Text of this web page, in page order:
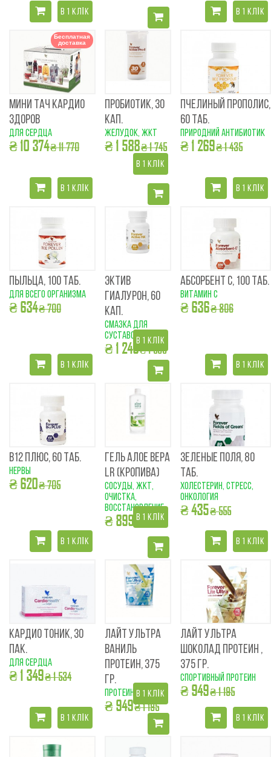
В 1 КЛІК В 1 КЛІК
Бесплатная
доставка
МИНИ ТАЧ КАРДИО
ЗДОРОВ
для сердца
₴ 10 374₴ 11 770
В 1 КЛІК
ПРОБИОТИК, 30
КАП.
желудок, жкт
₴ 1 588₴ 1 745
В 1 КЛІК
ПЧЕЛИНЫЙ ПРОПОЛИС,
60 ТАБ.
природний антибиотик
₴ 1 269₴ 1 435
В 1 КЛІК
ПЫЛЬЦА, 100 ТАБ.
для всего организма
₴ 634₴ 700
В 1 КЛІК
ЭКТИВ
ГИАЛУРОН, 60
КАП.
смазка для
суставов
₴ 1 249₴ 1 565
В 1 КЛІК
АБСОРБЕНТ С, 100 ТАБ.
витамин с
₴ 636₴ 806
В 1 КЛІК
В12 ПЛЮС, 60 ТАБ.
нервы
₴ 620₴ 705
В 1 КЛІК
ГЕЛЬ АЛОЕ ВЕРА
LR (КРОПИВА)
сосуды, ЖКТ,
очистка,
восстановление
₴ 899 ₴ 999
В 1 КЛІК
ЗЕЛЕНЫЕ ПОЛЯ, 80
ТАБ.
холестерин, стресс,
онкология
₴ 435₴ 555
В 1 КЛІК
КАРДИО ТОНИК, 30
ПАК.
для сердца
₴ 1 349₴ 1 534
В 1 КЛІК
ЛАЙТ УЛЬТРА
ВАНИЛЬ
ПРОТЕИН, 375
ГР.
протеин
₴ 949₴ 1 195
В 1 КЛІК
ЛАЙТ УЛЬТРА
ШОКОЛАД ПРОТЕИН ,
375 ГР.
спортивный протеин
₴ 949₴ 1 195
В 1 КЛІК